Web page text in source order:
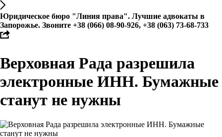
Юридическое бюро "Линия права". Лучшие адвокаты в
Запорожье. Звоните +38 (066) 08-90-926, +38 (063) 73-68-733
Верховная Рада разрешила
электронные ИНН. Бумажные
станут не нужны